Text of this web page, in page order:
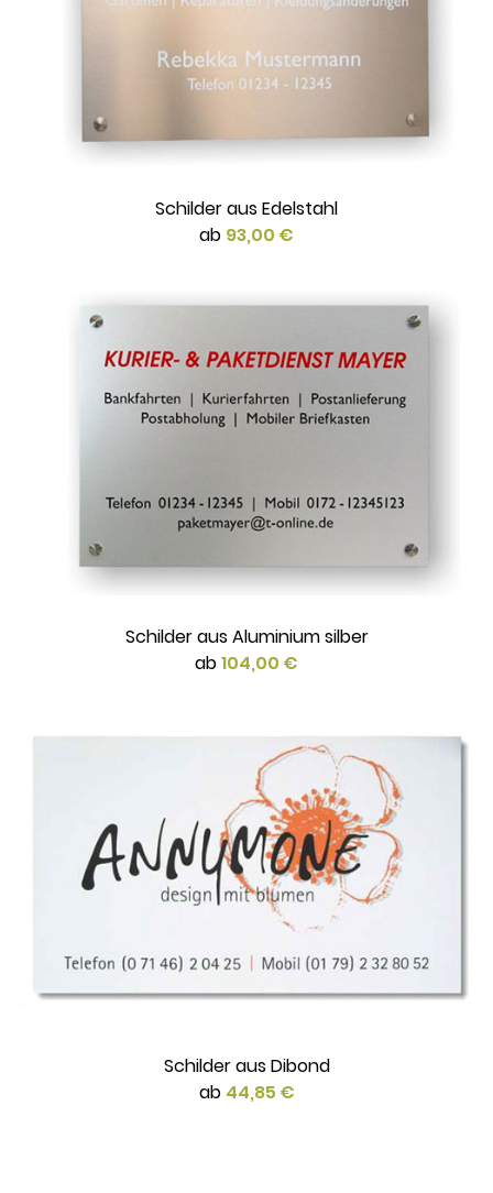
Schilder aus Edelstahl
ab 93,00 €
Schilder aus Aluminium silber
ab104,00 €
Schilder aus Dibond
ab 44,85 €